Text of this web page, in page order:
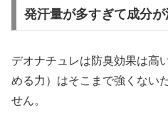
発汗量が多すぎて成分
デオナチュレは防臭効果は高
める力）はそこまで強くない
せん。